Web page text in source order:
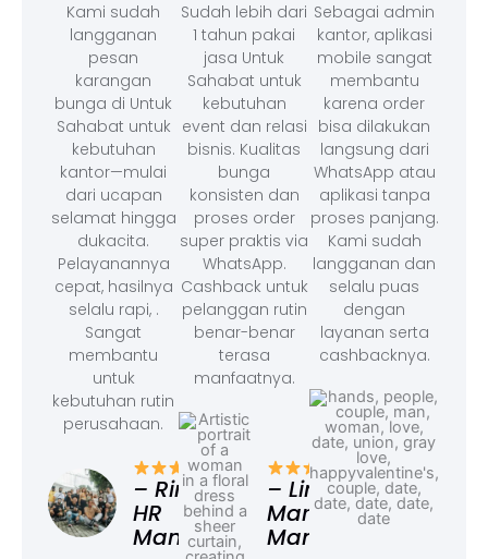
Kami sudah
langganan
pesan
karangan
bunga di Untuk
Sahabat untuk
kebutuhan
kantor—mulai
dari ucapan
selamat hingga
dukacita.
Pelayanannya
cepat, hasilnya
selalu rapi, .
Sangat
membantu
untuk
kebutuhan rutin
perusahaan.
– Rina,
HR
Manager
Sudah lebih dari
1 tahun pakai
jasa Untuk
Sahabat untuk
kebutuhan
event dan relasi
bisnis. Kualitas
bunga
konsisten dan
proses order
super praktis via
WhatsApp.
Cashback untuk
pelanggan rutin
benar-benar
terasa
manfaatnya.
– Linda,
Marketing
Manager
Sebagai admin
kantor, aplikasi
mobile sangat
membantu
karena order
bisa dilakukan
langsung dari
WhatsApp atau
aplikasi tanpa
proses panjang.
Kami sudah
langganan dan
selalu puas
dengan
layanan serta
cashbacknya.